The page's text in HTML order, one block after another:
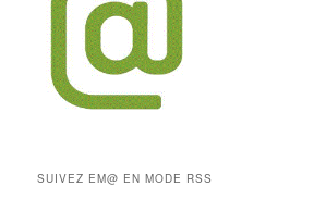
SUIVEZ EM@ EN MODE RSS